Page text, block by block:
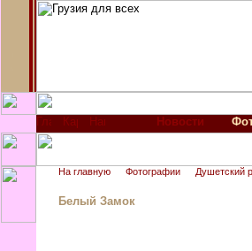
Новости
На главную Фотографии Душетский
Белый Замок